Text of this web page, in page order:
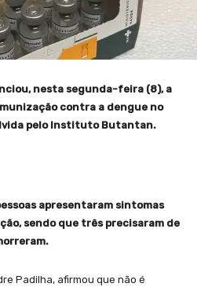
nesta segunda-feira (8), a
contra a dengue no
pelo Instituto Butantan.
apresentaram sintomas
sendo que três precisaram de
Padilha, afirmou que não é